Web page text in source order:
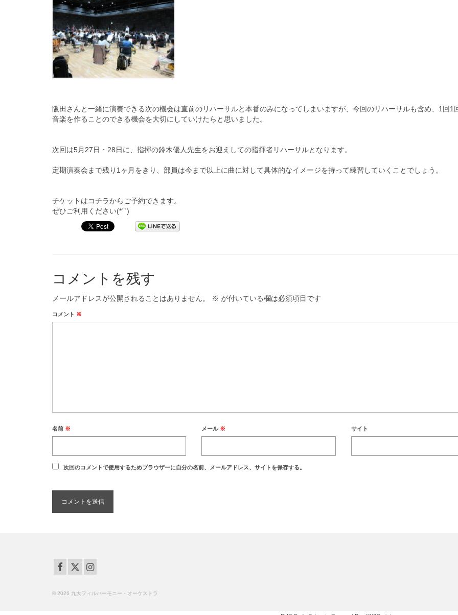
阪田さんと一緒に演奏できる次の機会は直前のリハーサルと本番のみになってしまいますが、今回のリハーサルも含め、 1回1
音楽を作ることのできる機会を大切にしていけたら と思いました。
次回は5月27日・28日に、 指揮の鈴木優人先生をお迎えしての指揮者リハーサルとなります。
定期演奏会まで残り1ヶ月をきり、 部員は今まで以上に曲に対して具体的なイメージを持って練習していくことでしょう。
チケットはコチラからご予約できます。
ぜひご利用ください(*´`)
コメントを残す
メールアドレスが公開されることはありません。 ※ が付いている欄は必須項目です
コメント ※
名前 ※ メール ※ サイト
次回のコメントで使用するためブラウザーに自分の名前、メールアドレス、サイトを保存する。
© 2026 九大フィルハーモニー・オーケストラ